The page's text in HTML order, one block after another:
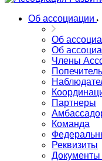
Об ассоциации
Об
Об
Члены
Партнеры
Команда
Реквизиты
Документы